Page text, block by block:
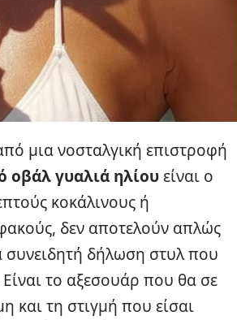
μια νοσταλγική επιστροφή
οβάλ γυαλιά ηλίουείναι ο
κοκάλινους ή
δεν αποτελούν απλώς
συνειδητή δήλωση στυλ που
Είναι το αξεσουάρ που θα σε
και τη στιγμή που είσαι